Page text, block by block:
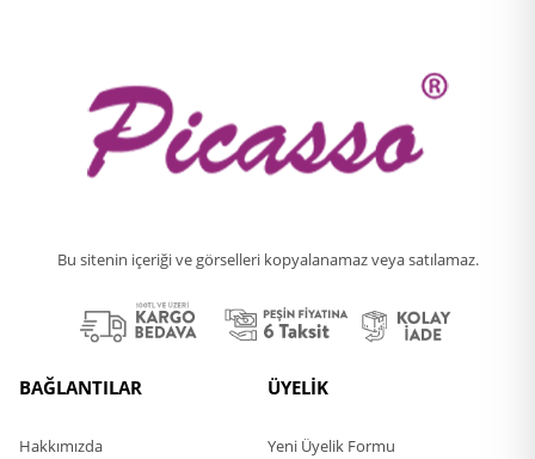
Bu sitenin içeriği ve görselleri kopyalanamaz veya satılamaz.
BAĞLANTILAR
Hakkımızda
ÜYELİK
Yeni Üyelik Formu